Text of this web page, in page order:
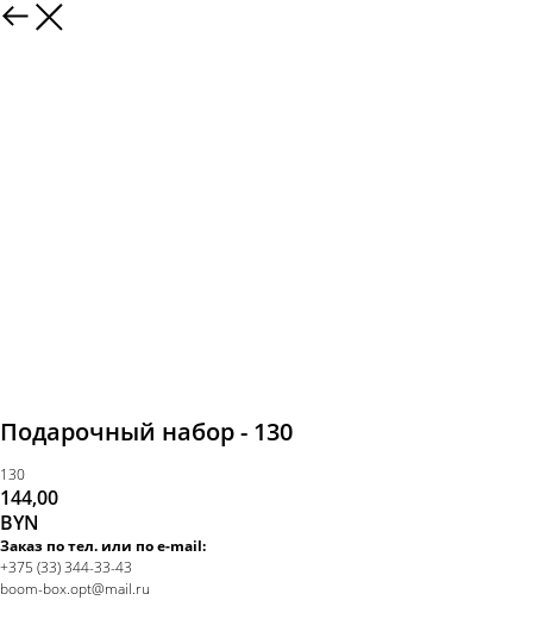
Подарочный набор - 130
130
144,00
BYN
Заказ по тел. или по e-mail:
+375 (33) 344-33-43
boom-box.opt@mail.ru